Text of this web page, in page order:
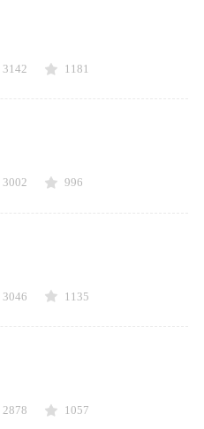
3142 1181
3002 996
3046 1135
2878 1057